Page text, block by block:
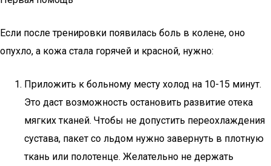
Если после тренировки появилась боль в колене, оно
опухло, а кожа стала горячей и красной, нужно:
Приложить к больному месту холод на 10-15 минут.
Это даст возможность остановить развитие отека
мягких тканей. Чтобы не допустить переохлаждения
сустава, пакет со льдом нужно завернуть в плотную
ткань или полотенце. Желательно не держать